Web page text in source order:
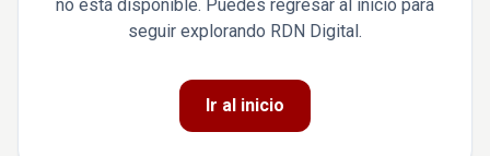
no está disponible. Puedes regresar al inicio para
seguir explorando RDN Digital.
Ir al inicio